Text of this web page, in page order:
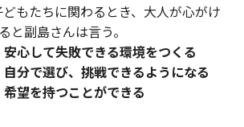
もたちに関わるとき、大人が心がけ
と副島さんは言う。
安心して失敗できる環境をつくる
自分で選び、挑戦できるようになる
希望を持つことができる